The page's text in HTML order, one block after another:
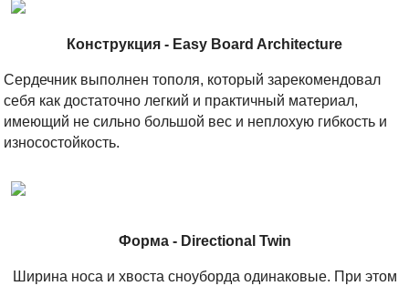
Конструкция - Easy Board Architecture
Сердечник выполнен тополя, который зарекомендовал
себя как достаточно легкий и практичный материал,
имеющий не сильно большой вес и неплохую гибкость и
износостойкость.
Форма - Directional Twin
Ширина носа и хвоста сноуборда одинаковые. При этом